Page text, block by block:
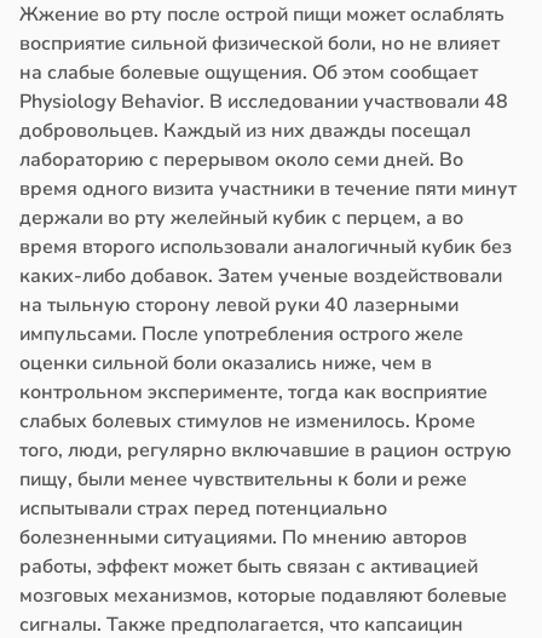
Жжение во рту после острой пищи может ослаблять
восприятие сильной физической боли, но не влияет
на слабые болевые ощущения. Об этом сообщает
Physiology Behavior. В исследовании участвовали 48
добровольцев. Каждый из них дважды посещал
лабораторию с перерывом около семи дней. Во
время одного визита участники в течение пяти минут
держали во рту желейный кубик с перцем, а во
время второго использовали аналогичный кубик без
каких-либо добавок. Затем ученые воздействовали
на тыльную сторону левой руки 40 лазерными
импульсами. После употребления острого желе
оценки сильной боли оказались ниже, чем в
контрольном эксперименте, тогда как восприятие
слабых болевых стимулов не изменилось. Кроме
того, люди, регулярно включавшие в рацион острую
пищу, были менее чувствительны к боли и реже
испытывали страх перед потенциально
болезненными ситуациями. По мнению авторов
работы, эффект может быть связан с активацией
мозговых механизмов, которые подавляют болевые
сигналы. Также предполагается, что капсаицин